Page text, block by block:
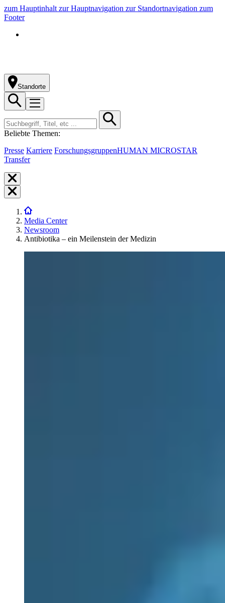
zum Hauptinhalt zur Hauptnavigation zur Standortnavigation zum
Footer
Standorte
Beliebte Themen:
Presse Karriere ForschungsgruppenHUMAN MICROSTAR
Transfer
Media Center
Newsroom
Antibiotika – ein Meilenstein der Medizin